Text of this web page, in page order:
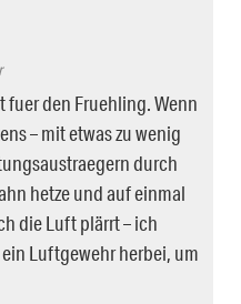
den Fruehling. Wenn
– mit etwas zu wenig
durch
hetze und auf einmal
die Luft plärrt – ich
Luftgewehr herbei, um